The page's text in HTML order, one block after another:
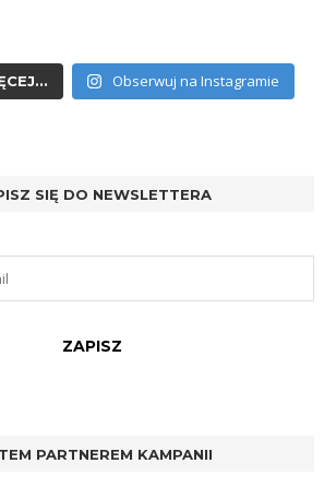
Obserwuj na Instagramie
SIĘ DO NEWSLETTERA
PARTNEREM KAMPANII